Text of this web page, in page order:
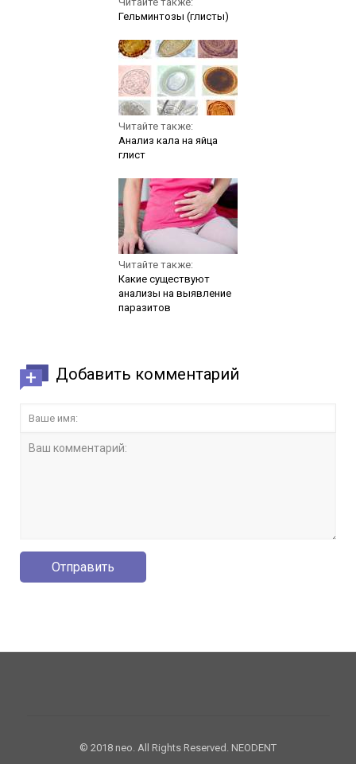
Гельминтозы (глисты)
Читайте также:
Анализ кала на яйца
глист
Читайте также:
Какие существуют
анализы на выявление
паразитов
Добавить комментарий
© 2018 neo. All Rights Reserved. NEODENT